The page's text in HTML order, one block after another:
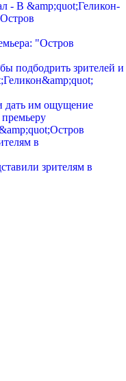
"Остров
дать им ощущение
зрителям в